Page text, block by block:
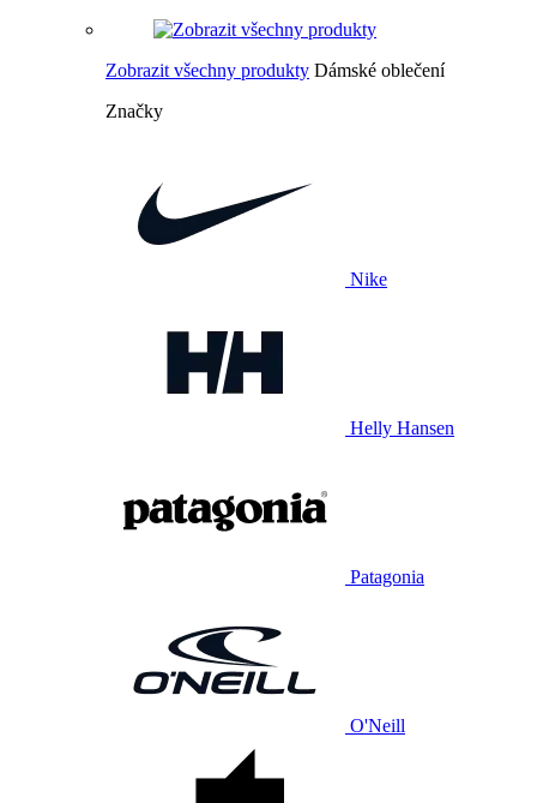
Zobrazit všechny produkty Dámské oblečení
Značky
Nike
Helly Hansen
Patagonia
O'Neill